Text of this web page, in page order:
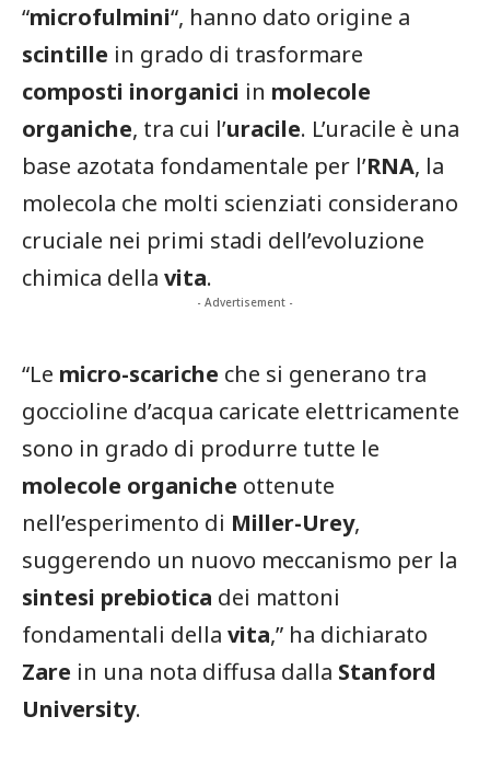
“microfulmini“, hanno dato origine a
scintille in grado di trasformare
composti inorganici in molecole
organiche, tra cui l’uracile. L’uracile è una
base azotata fondamentale per l’RNA, la
molecola che molti scienziati considerano
cruciale nei primi stadi dell’evoluzione
chimica della vita.
- Advertisement -
“Le micro-scariche che si generano tra
goccioline d’acqua caricate elettricamente
sono in grado di produrre tutte le
molecole organiche ottenute
nell’esperimento di Miller-Urey,
suggerendo un nuovo meccanismo per la
sintesi prebiotica dei mattoni
fondamentali della vita,” ha dichiarato
Zare in una nota diffusa dalla Stanford
University.